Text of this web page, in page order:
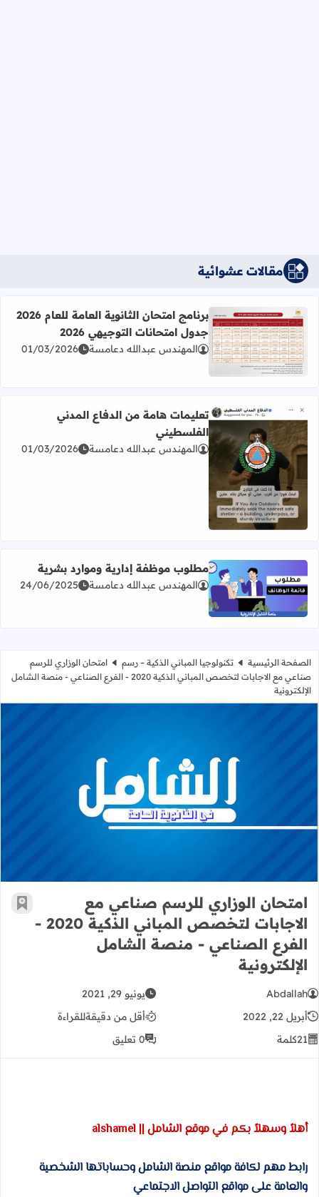
مقالات عشوائية
اقرأ المزيد عن برنامج امتحان الثانوية العامة للعام 2026 جدول امتحانات التوجيهي 2026
برنامج امتحان الثانوية العامة للعام 2026
جدول امتحانات التوجيهي 2026
المهندس عبدالله دعامسة 01/03/2026
اقرأ المزيد عن تعليمات هامة من الدفاع المدني الفلسطيني
تعليمات هامة من الدفاع المدني
الفلسطيني
المهندس عبدالله دعامسة 01/03/2026
اقرأ المزيد عن مطلوب موظفة إدارية وموارد بشرية
مطلوب موظفة إدارية وموارد بشرية
المهندس عبدالله دعامسة 24/06/2025
الصفحة الرئيسية تكنولوجيا المباني الذكية – رسم
امتحان الوزاري للرسم
صناعي مع الاجابات لتخصص المباني الذكية 2020 - الفرع الصناعي - منصة الشامل
الإلكترونية
امتحان الوزاري للرسم صناعي مع الاجابات لتخصص المباني
امتحان الوزاري للرسم صناعي مع
الاجابات لتخصص المباني الذكية 2020 -
الفرع الصناعي - منصة الشامل
الإلكترونية
أضف
Abdallah
يونيو 29, 2021
أبريل 22, 2022
أقل من دقيقةللقراءة
21كلمة 0 تعليق
أهلاً وسهلاً بكم في موقع الشامل || alshamel
رابط مهم لكافة مواقع منصة الشامل وحساباتها الشخصية
والعامة على مواقع التواصل الاجتماعي